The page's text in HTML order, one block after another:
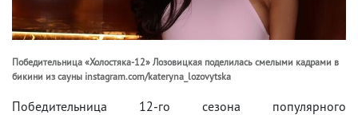
Победительница «Холостяка-12» Лозовицкая поделилась смелыми кадрами в
бикини из сауны instagram.com/kateryna_lozovytska
Победительница 12-го сезона популярного